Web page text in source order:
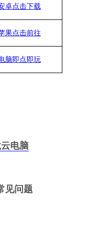
卓点击下载
果点击前往
脑即点即玩
电脑
见问题